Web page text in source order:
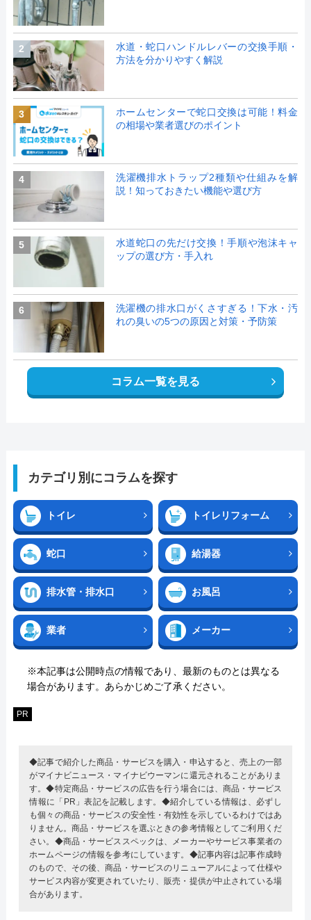
2
水道・蛇口ハンドルレバーの交換手順・
方法を分かりやすく解説
3
ホームセンターで蛇口交換は可能！料金
の相場や業者選びのポイント
4
洗濯機排水トラップ2種類や仕組みを解
説！知っておきたい機能や選び方
5
水道蛇口の先だけ交換！手順や泡沫キャ
ップの選び方・手入れ
6
洗濯機の排水口がくさすぎる！下水・汚
れの臭いの5つの原因と対策・予防策
コラム一覧を見る
カテゴリ別にコラムを探す
トイレ トイレリフォーム
蛇口 給湯器
排水管・排水口 お風呂
業者 メーカー
※本記事は公開時点の情報であり、最新のものとは異なる
場合があります。あらかじめご了承ください。
PR
◆記事で紹介した商品・サービスを購入・申込すると、売上の一部
がマイナビニュース・マイナビウーマンに還元されることがありま
す。◆特定商品・サービスの広告を行う場合には、商品・サービス
情報に「PR」表記を記載します。◆紹介している情報は、必ずし
も個々の商品・サービスの安全性・有効性を示しているわけではあ
りません。商品・サービスを選ぶときの参考情報としてご利用くだ
さい。◆商品・サービススペックは、メーカーやサービス事業者の
ホームページの情報を参考にしています。◆記事内容は記事作成時
のもので、その後、商品・サービスのリニューアルによって仕様や
サービス内容が変更されていたり、販売・提供が中止されている場
合があります。